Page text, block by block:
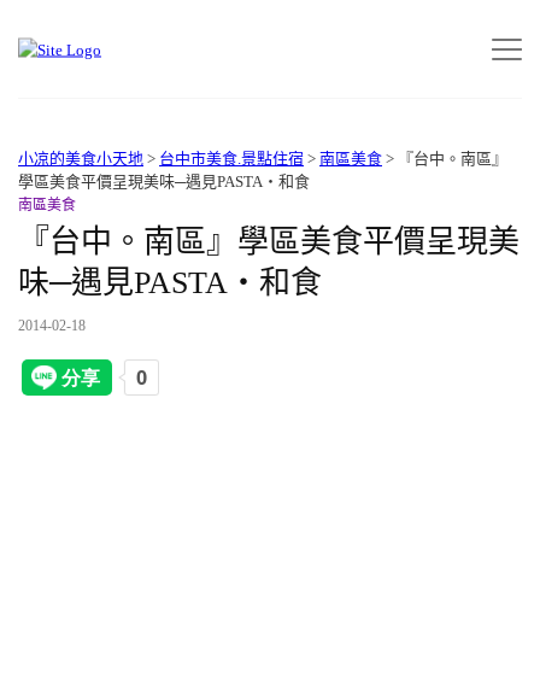
小凉的美食小天地 > 台中市美食.景點住宿 > 南區美食 >
『台中。南區』
學區美食平價呈現美味─遇見PASTA‧和食
南區美食
『台中。南區』學區美食平價呈現美
味─遇見PASTA‧和食
2014-02-18